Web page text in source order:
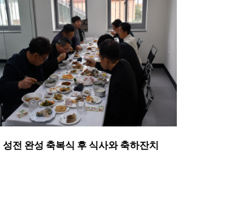
성전 완성 축복식 후 식사와 축하잔치